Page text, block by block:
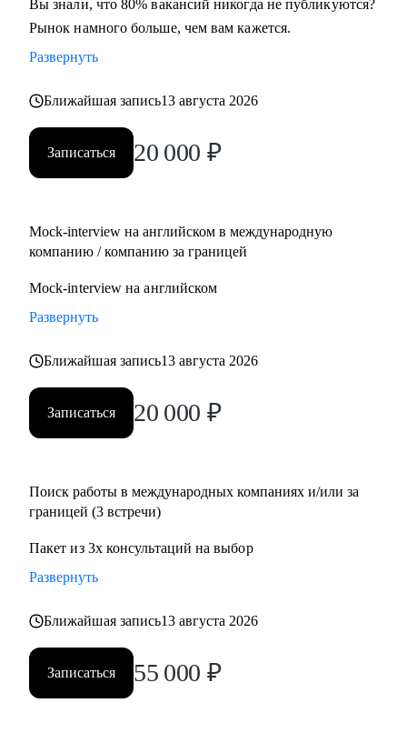
Вы знали, что 80% вакансий никогда не публикуются?
Рынок намного больше, чем вам кажется.
Развернуть
Ближайшая запись13 августа 2026
Записаться 20 000 ₽
Mock-interview на английском в международную
компанию / компанию за границей
Mock-interview на английском
Развернуть
Ближайшая запись13 августа 2026
Записаться 20 000 ₽
Поиск работы в международных компаниях и/или за
границей (3 встречи)
Пакет из 3х консультаций на выбор
Развернуть
Ближайшая запись13 августа 2026
Записаться 55 000 ₽